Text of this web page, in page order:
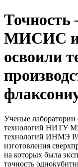
МИСИС
освоили
Ученые
технологий НИТУ
технологий ИНМЭ
изготовления
на которых была
точность